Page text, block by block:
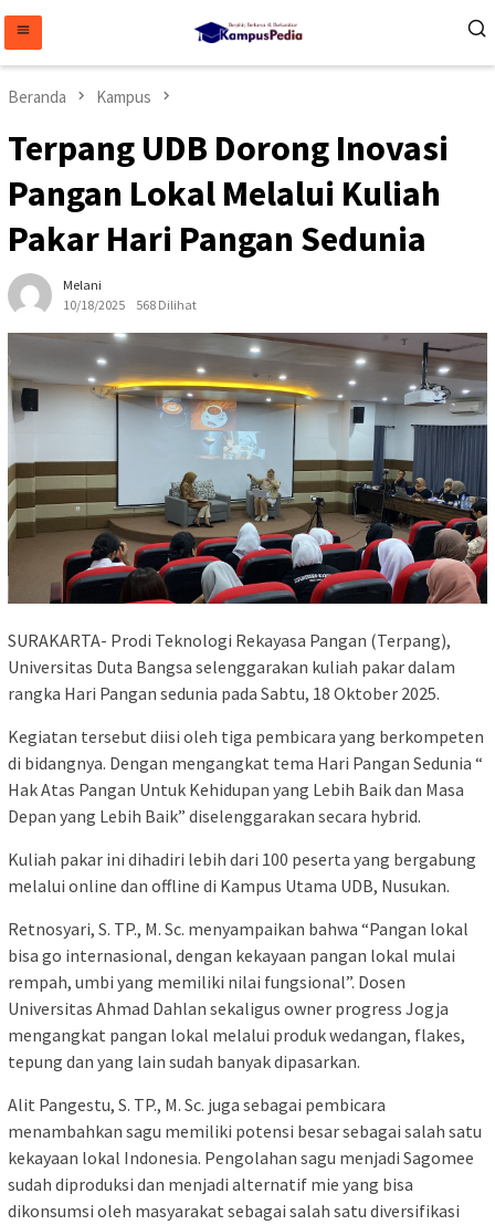
konten
Beranda Kampus
Terpang UDB Dorong Inovasi
Pangan Lokal Melalui Kuliah
Pakar Hari Pangan Sedunia
Melani
10/18/2025
568 Dilihat
SURAKARTA- Prodi Teknologi Rekayasa Pangan (Terpang),
Universitas Duta Bangsa selenggarakan kuliah pakar dalam
rangka Hari Pangan sedunia pada Sabtu, 18 Oktober 2025.
Kegiatan tersebut diisi oleh tiga pembicara yang berkompeten
di bidangnya. Dengan mengangkat tema Hari Pangan Sedunia “
Hak Atas Pangan Untuk Kehidupan yang Lebih Baik dan Masa
Depan yang Lebih Baik” diselenggarakan secara hybrid.
Kuliah pakar ini dihadiri lebih dari 100 peserta yang bergabung
melalui online dan offline di Kampus Utama UDB, Nusukan.
Retnosyari, S. TP., M. Sc. menyampaikan bahwa “Pangan lokal
bisa go internasional, dengan kekayaan pangan lokal mulai
rempah, umbi yang memiliki nilai fungsional”. Dosen
Universitas Ahmad Dahlan sekaligus owner progress Jogja
mengangkat pangan lokal melalui produk wedangan, flakes,
tepung dan yang lain sudah banyak dipasarkan.
Alit Pangestu, S. TP., M. Sc. juga sebagai pembicara
menambahkan sagu memiliki potensi besar sebagai salah satu
kekayaan lokal Indonesia. Pengolahan sagu menjadi Sagomee
sudah diproduksi dan menjadi alternatif mie yang bisa
dikonsumsi oleh masyarakat sebagai salah satu diversifikasi